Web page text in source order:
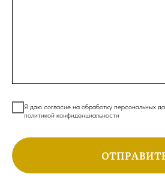
Я даю согласие на обработку персональных
политикой конфиденциальности